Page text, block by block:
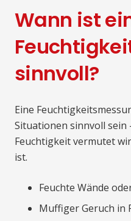
Wann ist
sinnvoll?
Eine
Situationen sinnvoll sein
Feuchtigkeit vermutet
ist.
Feuchte Wände
Muffiger Geruch in